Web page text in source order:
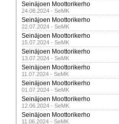
Seinäjoen Moottorikerho
24.08.2024 - SeMK
Seinäjoen Moottorikerho
22.07.2024 - SeMK
Seinäjoen Moottorikerho
15.07.2024 - SeMK
Seinäjoen Moottorikerho
13.07.2024 - SeMK
Seinäjoen Moottorikerho
11.07.2024 - SeMK
Seinäjoen Moottorikerho
01.07.2024 - SeMK
Seinäjoen Moottorikerho
12.06.2024 - SeMK
Seinäjoen Moottorikerho
11.06.2024 - SeMK